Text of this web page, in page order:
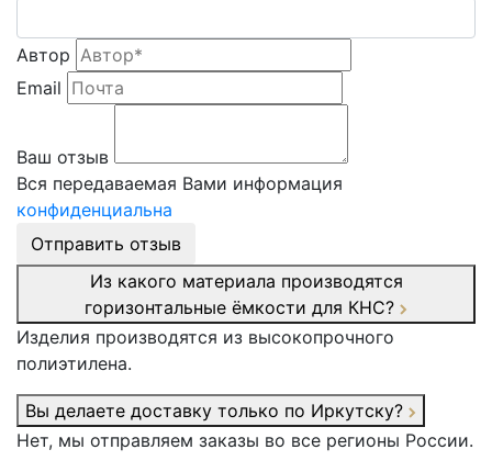
Автор
Email
Ваш отзыв
Вся передаваемая Вами информация
конфиденциальна
Отправить отзыв
Из какого материала производятся
горизонтальные ёмкости для КНС?
Изделия производятся из высокопрочного
полиэтилена.
Вы делаете доставку только по Иркутску?
Нет, мы отправляем заказы во все регионы России.